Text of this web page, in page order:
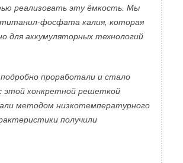
реализовать эту ёмкость. Мы
фосфата калия, которая
для аккумуляторных технологий
проработали и стало
этой конкретной решеткой
методом низкотемпературного
получили
вентиляция
помещений, что
освещении
построено из местных
плитку,
сократит выбросы углерода
стали.
в 2024 году.